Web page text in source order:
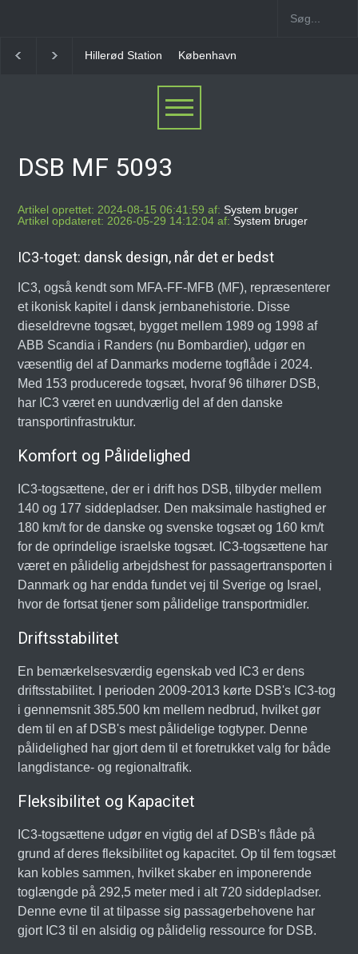
København Syd Station Nørrebro B Station [1886-
DSB MF 5093
Artikel oprettet: 2024-08-15 06:41:59 af: System bruger
Artikel opdateret: 2026-05-29 14:12:04 af: System bruger
IC3-toget: dansk design, når det er bedst
IC3, også kendt som MFA-FF-MFB (MF), repræsenterer
et ikonisk kapitel i dansk jernbanehistorie. Disse
dieseldrevne togsæt, bygget mellem 1989 og 1998 af
ABB Scandia i Randers (nu Bombardier), udgør en
væsentlig del af Danmarks moderne togflåde i 2024.
Med 153 producerede togsæt, hvoraf 96 tilhører DSB,
har IC3 været en uundværlig del af den danske
transportinfrastruktur.
Komfort og Pålidelighed
IC3-togsættene, der er i drift hos DSB, tilbyder mellem
140 og 177 siddepladser. Den maksimale hastighed er
180 km/t for de danske og svenske togsæt og 160 km/t
for de oprindelige israelske togsæt. IC3-togsættene har
været en pålidelig arbejdshest for passagertransporten i
Danmark og har endda fundet vej til Sverige og Israel,
hvor de fortsat tjener som pålidelige transportmidler.
Driftsstabilitet
En bemærkelsesværdig egenskab ved IC3 er dens
driftsstabilitet. I perioden 2009-2013 kørte DSB's IC3-tog
i gennemsnit 385.500 km mellem nedbrud, hvilket gør
dem til en af DSB's mest pålidelige togtyper. Denne
pålidelighed har gjort dem til et foretrukket valg for både
langdistance- og regionaltrafik.
Fleksibilitet og Kapacitet
IC3-togsættene udgør en vigtig del af DSB's flåde på
grund af deres fleksibilitet og kapacitet. Op til fem togsæt
kan kobles sammen, hvilket skaber en imponerende
toglængde på 292,5 meter med i alt 720 siddepladser.
Denne evne til at tilpasse sig passagerbehovene har
gjort IC3 til en alsidig og pålidelig ressource for DSB.